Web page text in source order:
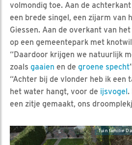
volmondig toe. Aan de
een brede singel, een zijarm van
Giessen. Aan de overkant van
op een gemeentepark met
“Daardoor krijgen we natuurlijk
zoals gaaien en de groene specht
“Achter bij de vlonder heb ik een
het water hangt, voor de ijsvogel.
een zitje gemaakt, ons
Tuin familie